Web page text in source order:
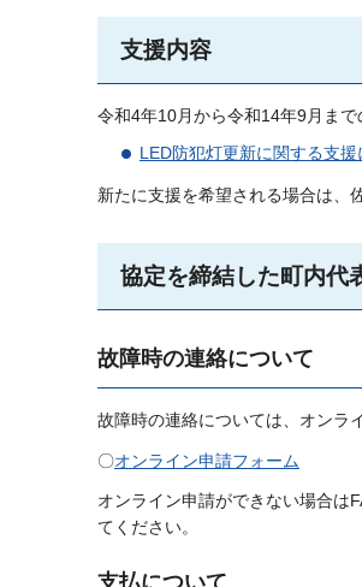
支援内容
令和4年10月から令和14年9月ま
LED防犯灯更新に関する支援
新たに支援を希望される場合は、
協定を締結した町内代
故障時の連絡について
故障時の連絡については、オンラ
〇オンライン申請フォーム
オンライン申請ができない場合は
てください。
支払について